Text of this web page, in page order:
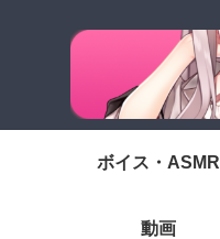
ボイス・ASMR
動画